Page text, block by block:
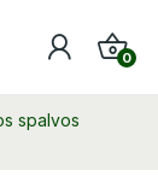
0
spalvos